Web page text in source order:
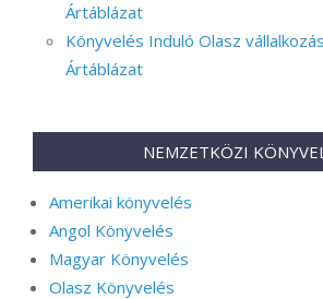
Ártáblázat
Könyvelés Induló Olasz
Ártáblázat
NEMZETKÖZI
Amerikai könyvelés
Angol Könyvelés
Magyar Könyvelés
Olasz Könyvelés